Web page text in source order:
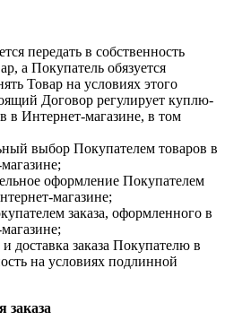
передать в собственность
а Покупатель обязуется
Товар на условиях этого
Договор регулирует куплю-
в Интернет-магазине, в том
выбор Покупателем товаров в
оформление Покупателем
магазине;
заказа, оформленного в
и доставка заказа Покупателю в
на условиях подлинной
заказа